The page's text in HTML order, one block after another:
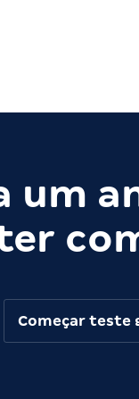
um
Começar teste